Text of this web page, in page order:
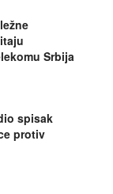
Srbija
spisak
protiv